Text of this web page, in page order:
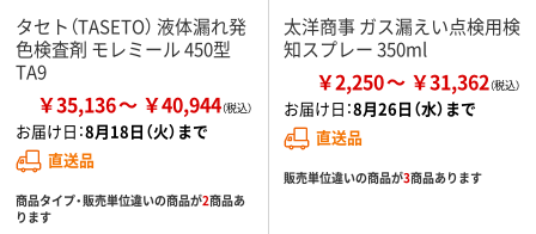
タセト（TASETO） 液体漏れ発
色検査剤 モレミール 450型
TA9
￥35,136 ￥40,944
お届け日：8月18日（火）まで
直送品
商品タイプ・販売単位違いの商品が2商品あ
ります
太洋商事 ガス漏えい点検用検
知スプレー 350ml
￥2,250 ￥31,362
お届け日：8月26日（水）まで
直送品
販売単位違いの商品が3商品あります